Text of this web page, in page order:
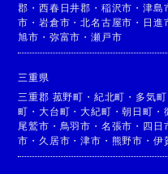
郡 ・西春日井郡 ・ 稲沢市 ・津島
市 ・岩倉市 ・北名古屋市 ・ 日進
旭市 ・ 弥富市 ・瀬戸市
三重県
三重郡 菰野町 ・ 紀北町 ・ 多気町
町 ・大台町 ・大紀町 ・朝日町 ・
尾鷲市 ・ 鳥羽市 ・ 名張市 ・ 四日
市 ・ 久居市 ・津市 ・ 熊野市 ・ 伊